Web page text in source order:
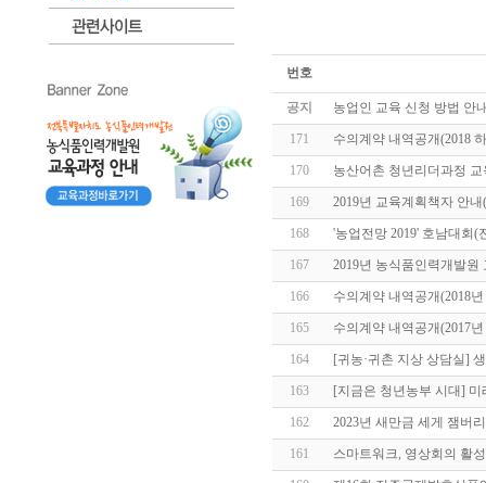
번호
공지 농업인 교육 신청 방법 안
171 수의계약 내역공개(2018
170 농산어촌 청년리더과정
169 2019년 교육계획책자 안
168 '농업전망 2019' 호남대회(
167 2019년 농식품인력개발원
166 수의계약 내역공개(2018
165 수의계약 내역공개(2017
164 [귀농·귀촌 지상 상담실]
163 [지금은 청년농부 시대]
162 2023년 새만금 세게 잼버
161 스마트워크, 영상회의 활